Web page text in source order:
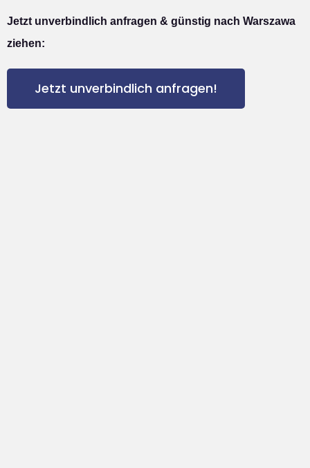
Jetzt unverbindlich anfragen & günstig nach Warszawa
ziehen:
Jetzt unverbindlich anfragen!